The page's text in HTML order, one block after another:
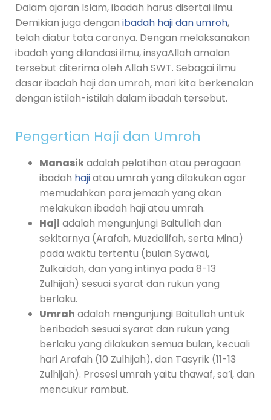
Dalam ajaran Islam, ibadah harus disertai ilmu.
Demikian juga dengan ibadah haji dan umroh,
telah diatur tata caranya. Dengan melaksanakan
ibadah yang dilandasi ilmu, insyaAllah amalan
tersebut diterima oleh Allah SWT. Sebagai ilmu
dasar ibadah haji dan umroh, mari kita berkenalan
dengan istilah-istilah dalam ibadah tersebut.
Pengertian Haji dan Umroh
Manasikadalah pelatihan atau peragaan
ibadah hajiatau umrah yang dilakukan agar
memudahkan para jemaah yang akan
melakukan ibadah haji atau umrah.
Haji adalah mengunjungi Baitullah dan
sekitarnya (Arafah, Muzdalifah, serta Mina)
pada waktu tertentu (bulan Syawal,
Zulkaidah, dan yang intinya pada 8-13
Zulhijah) sesuai syarat dan rukun yang
berlaku.
Umrah adalah mengunjungi Baitullah untuk
beribadah sesuai syarat dan rukun yang
berlaku yang dilakukan semua bulan, kecuali
hari Arafah (10 Zulhijah), dan Tasyrik (11-13
Zulhijah). Prosesi umrah yaitu thawaf, sa’i, dan
mencukur rambut.